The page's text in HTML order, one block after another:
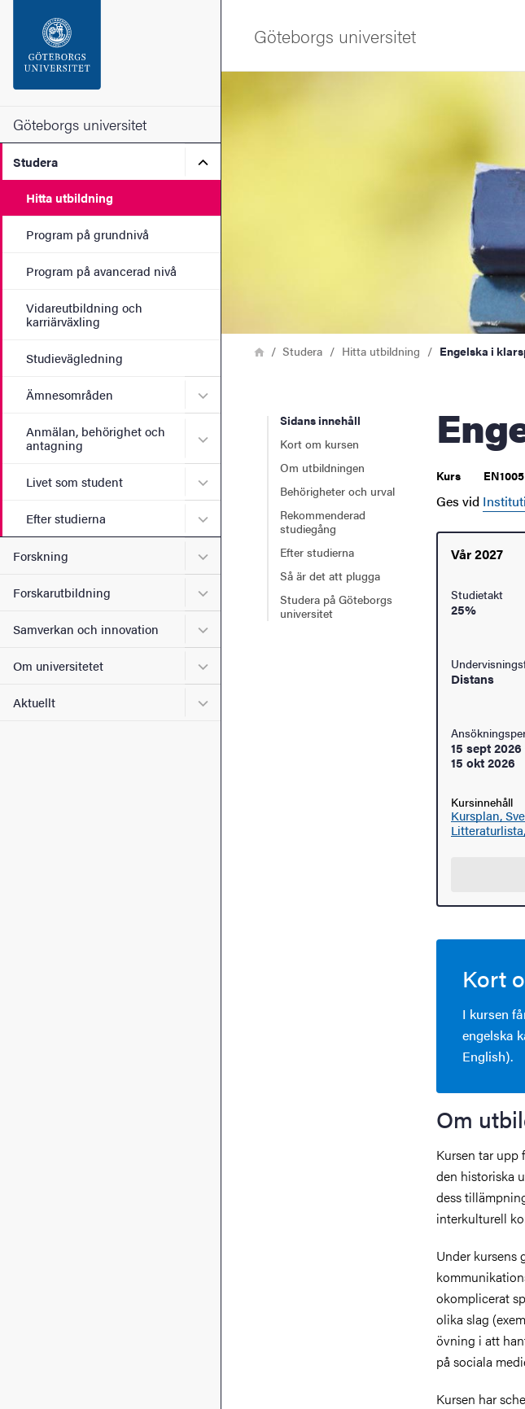
Sidfoten
Om webbplatsen
Göteborgs universitet
Studera Undermeny för Studera
Hitta utbildning
Program på grundnivå
Program på avancerad nivå
Vidareutbildning och
karriärväxling
Studievägledning
Ämnesområden Undermeny för Ämnesområden
Anmälan, behörighet och
antagning
Undermeny för Anmälan, behörighet och antagning
Livet som student Undermeny för Livet som student
Efter studierna Undermeny för Efter studierna
Forskning Undermeny för Forskning
Forskarutbildning Undermeny för Forskarutbildning
Samverkan och innovation Undermeny för Samverkan och innovation
Om universitetet Undermeny för Om universitetet
Aktuellt Undermeny för Aktuellt
Göteborgs universitet
Bild
LänkstigHemStudera Hitta utbildning Engelska i
Sidans innehåll
Kort om kursen
Om utbildningen
Behörigheter och urval
Rekommenderad
studiegång
Efter studierna
Så är det att plugga
Studera på Göteborgs
universitet
Kurs EN1005
Ges vid
Vår 2027
Studietakt
25%
Distans
15 sept 2026
15 okt 2026
Kursinnehåll
Kursplan,
Kort
I kursen
engelska
English).
Om
Kursen tar upp
den historiska
dess
interkulturell
Under kursens
okomplicerat
olika slag
övning i att
på sociala
Kursen har